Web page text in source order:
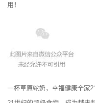
用！
一杯草原驼奶，幸福健康全家